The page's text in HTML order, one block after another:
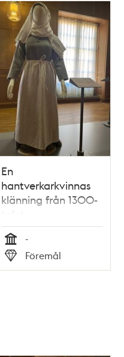
En
hantverkarkvinnas
klänning från 1300-
talet
Tid
-
Typ
Föremål